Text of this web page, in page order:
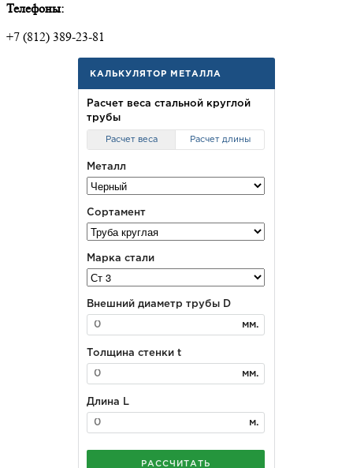
Телефоны:
+7 (812) 389-23-81